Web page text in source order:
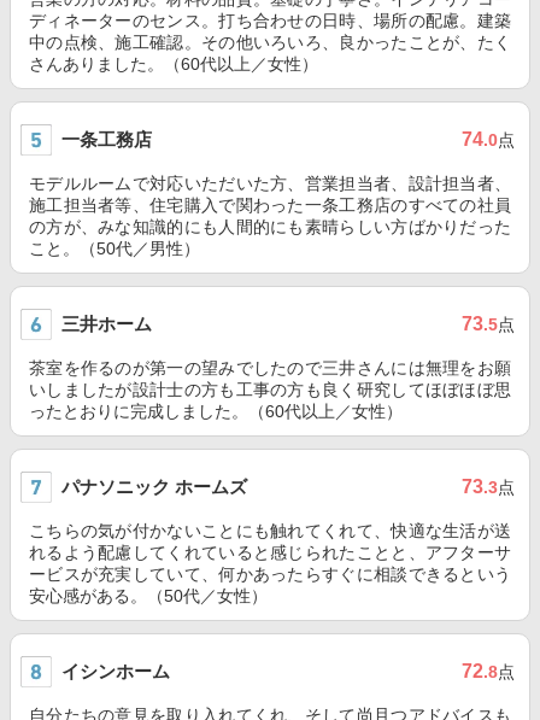
ディネーターのセンス。打ち合わせの日時、場所の配慮。建築
中の点検、施工確認。その他いろいろ、良かったことが、たく
さんありました。（60代以上／女性）
一条工務店 74.0点
モデルルームで対応いただいた方、営業担当者、設計担当者、
施工担当者等、住宅購入で関わった一条工務店のすべての社員
の方が、みな知識的にも人間的にも素晴らしい方ばかりだった
こと。（50代／男性）
三井ホーム 73.5点
茶室を作るのが第一の望みでしたので三井さんには無理をお願
いしましたが設計士の方も工事の方も良く研究してほぼほぼ思
ったとおりに完成しました。（60代以上／女性）
パナソニック ホームズ 73.3点
こちらの気が付かないことにも触れてくれて、快適な生活が送
れるよう配慮してくれていると感じられたことと、アフターサ
ービスが充実していて、何かあったらすぐに相談できるという
安心感がある。（50代／女性）
イシンホーム 72.8点
自分たちの意見を取り入れてくれ、そして尚且つアドバイスも